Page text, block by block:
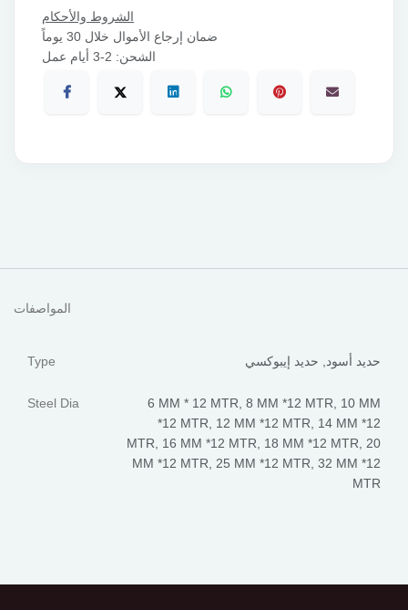
الشروط والأحكام
ضمان إرجاع الأموال خلال 30 يوماً
الشحن: 2-3 أيام عمل
المواصفات
Type حديد أسود حديد إيبوكسي
Steel Dia 6 MM * 12 MTR 8 MM *12 MTR
10 MM
*12 MTR
12 MM *12 MTR
14 MM *12
MTR
16 MM *12 MTR 18 MM *12 MTR
20
MM *12 MTR
25 MM *12 MTR 32 MM *12
MTR